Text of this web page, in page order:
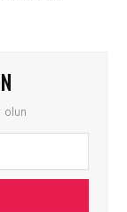
olun